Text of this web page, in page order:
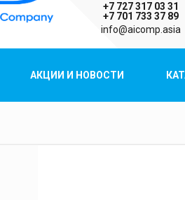
+7 727 317 03 31
+7 701 733 37 89
info@aicomp.asia
АКЦИИ И НОВОСТИ